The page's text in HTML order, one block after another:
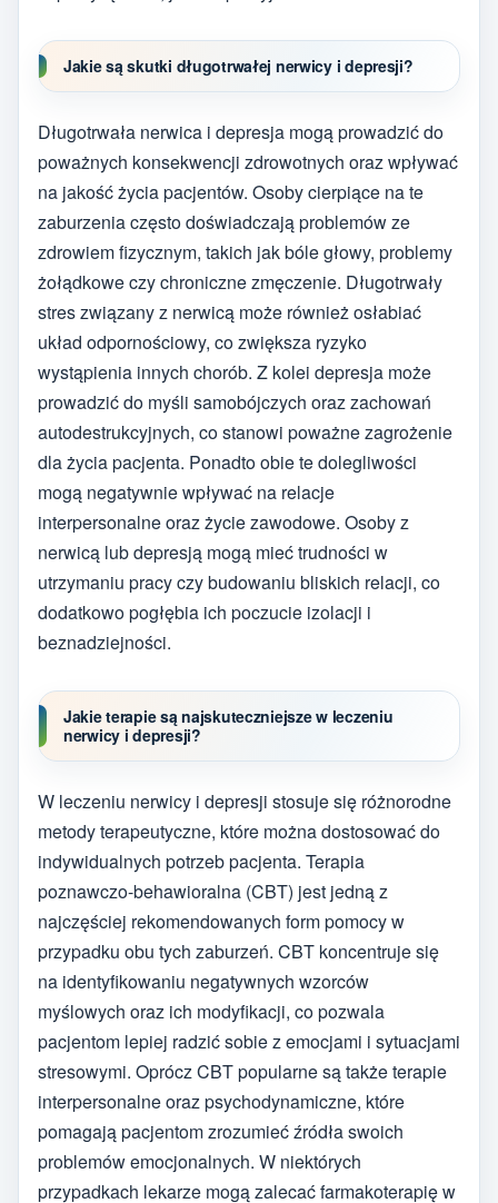
Jakie są skutki długotrwałej nerwicy i depresji?
Długotrwała nerwica i depresja mogą prowadzić do
poważnych konsekwencji zdrowotnych oraz wpływać
na jakość życia pacjentów. Osoby cierpiące na te
zaburzenia często doświadczają problemów ze
zdrowiem fizycznym, takich jak bóle głowy, problemy
żołądkowe czy chroniczne zmęczenie. Długotrwały
stres związany z nerwicą może również osłabiać
układ odpornościowy, co zwiększa ryzyko
wystąpienia innych chorób. Z kolei depresja może
prowadzić do myśli samobójczych oraz zachowań
autodestrukcyjnych, co stanowi poważne zagrożenie
dla życia pacjenta. Ponadto obie te dolegliwości
mogą negatywnie wpływać na relacje
interpersonalne oraz życie zawodowe. Osoby z
nerwicą lub depresją mogą mieć trudności w
utrzymaniu pracy czy budowaniu bliskich relacji, co
dodatkowo pogłębia ich poczucie izolacji i
beznadziejności.
Jakie terapie są najskuteczniejsze w leczeniu
nerwicy i depresji?
W leczeniu nerwicy i depresji stosuje się różnorodne
metody terapeutyczne, które można dostosować do
indywidualnych potrzeb pacjenta. Terapia
poznawczo-behawioralna (CBT) jest jedną z
najczęściej rekomendowanych form pomocy w
przypadku obu tych zaburzeń. CBT koncentruje się
na identyfikowaniu negatywnych wzorców
myślowych oraz ich modyfikacji, co pozwala
pacjentom lepiej radzić sobie z emocjami i sytuacjami
stresowymi. Oprócz CBT popularne są także terapie
interpersonalne oraz psychodynamiczne, które
pomagają pacjentom zrozumieć źródła swoich
problemów emocjonalnych. W niektórych
przypadkach lekarze mogą zalecać farmakoterapię w